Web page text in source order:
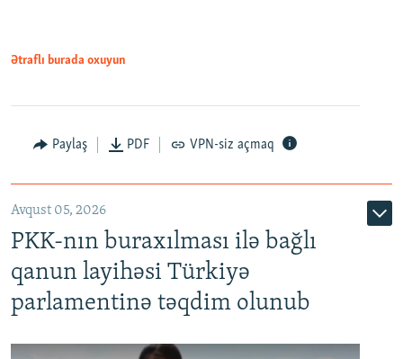
Ətraflı burada oxuyun
Paylaş PDF VPN-siz açmaq
Avqust 05, 2026
PKK-nın buraxılması ilə bağlı
qanun layihəsi Türkiyə
parlamentinə təqdim olunub